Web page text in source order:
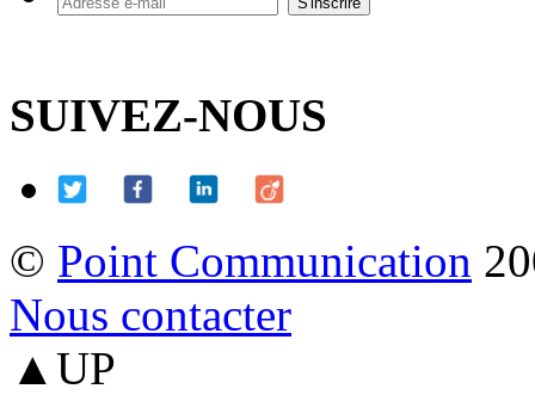
SUIVEZ-NOUS
© Point Communication
Nous contacter
▲UP